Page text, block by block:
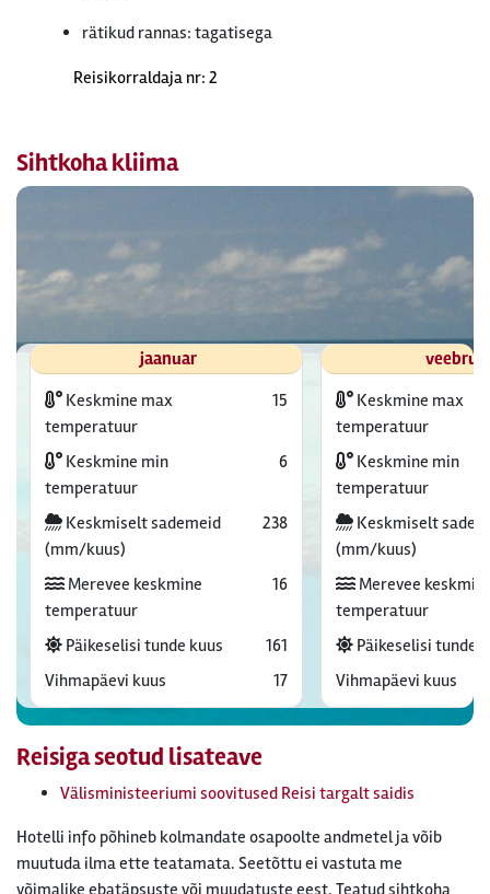
rätikud rannas: tagatisega
Reisikorraldaja nr: 2
Sihtkoha kliima
jaanuar
Keskmine max
temperatuur
15
Keskmine min
temperatuur
6
Keskmiselt sademeid
(mm/kuus)
238
Merevee keskmine
temperatuur
16
Päikeselisi tunde kuus
161
Vihmapäevi kuus
17
Keskmine max
temperatuur
Keskmine min
temperatuur
Keskmiselt
(mm/kuus)
Merevee
temperatuur
Päikeselisi tunde
Vihmapäevi kuus
Reisiga seotud lisateave
Välisministeeriumi soovitused Reisi targalt saidis
Hotelli info põhineb kolmandate osapoolte andmetel ja võib
muutuda ilma ette teatamata. Seetõttu ei vastuta me
võimalike ebatäpsuste või muudatuste eest. Teatud sihtkoha